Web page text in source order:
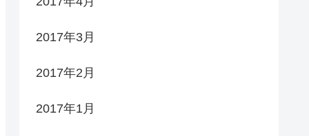
2017年3月
2017年2月
2017年1月